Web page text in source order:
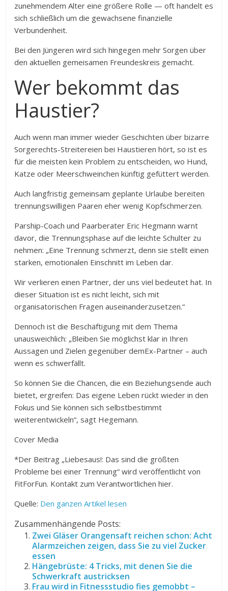
zunehmendem Alter eine größere Rolle — oft handelt es
sich schließlich um die gewachsene finanzielle
Verbundenheit.
Bei den Jüngeren wird sich hingegen mehr Sorgen über
den aktuellen gemeisamen Freundeskreis gemacht.
Wer bekommt das
Haustier?
Auch wenn man immer wieder Geschichten über bizarre
Sorgerechts-Streitereien bei Haustieren hört, so ist es
für die meisten kein Problem zu entscheiden, wo Hund,
Katze oder Meerschweinchen künftig gefüttert werden.
Auch langfristig gemeinsam geplante Urlaube bereiten
trennungswilligen Paaren eher wenig Kopfschmerzen.
Parship-Coach und Paarberater Eric Hegmann warnt
davor, die Trennungsphase auf die leichte Schulter zu
nehmen: „Eine Trennung schmerzt, denn sie stellt einen
starken, emotionalen Einschnitt im Leben dar.
Wir verlieren einen Partner, der uns viel bedeutet hat. In
dieser Situation ist es nicht leicht, sich mit
organisatorischen Fragen auseinanderzusetzen.“
Dennoch ist die Beschäftigung mit dem Thema
unausweichlich: „Bleiben Sie möglichst klar in Ihren
Aussagen und Zielen gegenüber demEx-Partner – auch
wenn es schwerfällt.
So können Sie die Chancen, die ein Beziehungsende auch
bietet, ergreifen: Das eigene Leben rückt wieder in den
Fokus und Sie können sich selbstbestimmt
weiterentwickeln“, sagt Hegemann.
Cover Media
*Der Beitrag „Liebesaus!: Das sind die größten
Probleme bei einer Trennung“ wird veröffentlicht von
FitForFun. Kontakt zum Verantwortlichen hier.
Quelle: Den ganzen Artikel lesen
Zusammenhängende Posts:
Zwei Gläser Orangensaft reichen schon: Acht
Alarmzeichen zeigen, dass Sie zu viel Zucker
essen
Hängebrüste: 4 Tricks, mit denen Sie die
Schwerkraft austricksen
Frau wird in Fitnessstudio fies gemobbt –